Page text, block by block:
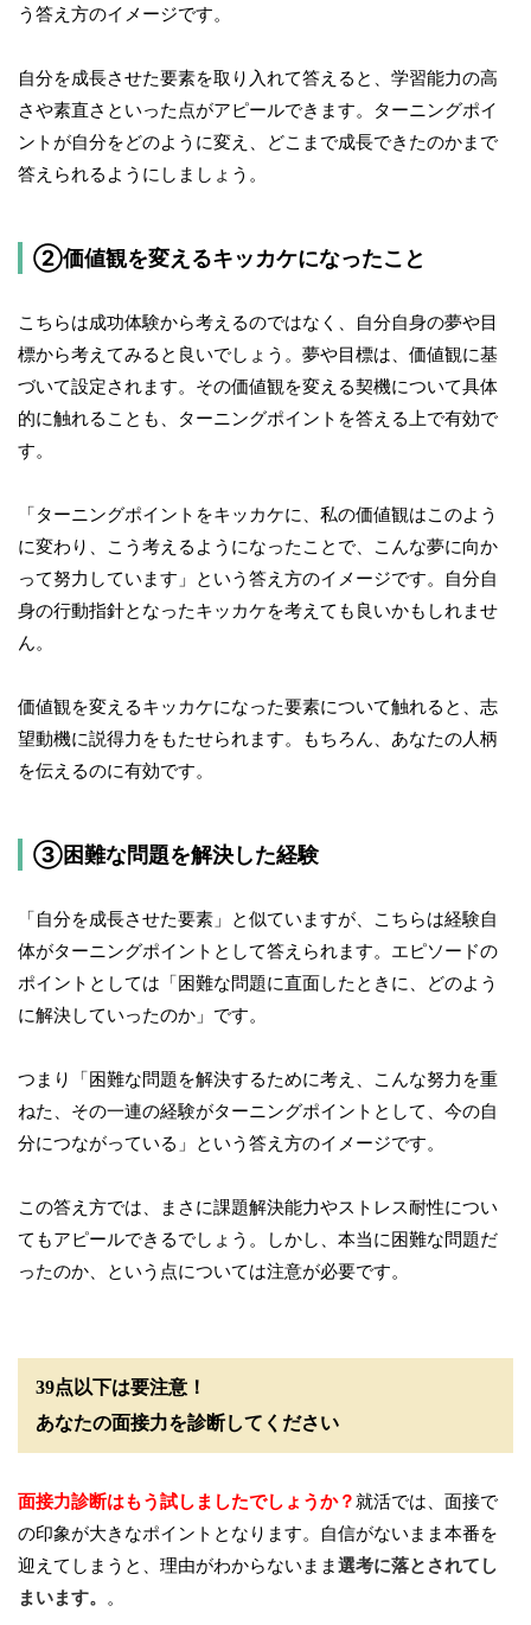
う答え方のイメージです。
自分を成長させた要素を取り入れて答えると、学習能力の高
さや素直さといった点がアピールできます。ターニングポイ
ントが自分をどのように変え、どこまで成長できたのかまで
答えられるようにしましょう。
②価値観を変えるキッカケになったこと
こちらは成功体験から考えるのではなく、自分自身の夢や目
標から考えてみると良いでしょう。夢や目標は、価値観に基
づいて設定されます。その価値観を変える契機について具体
的に触れることも、ターニングポイントを答える上で有効で
す。
「ターニングポイントをキッカケに、私の価値観はこのよう
に変わり、こう考えるようになったことで、こんな夢に向か
って努力しています」という答え方のイメージです。自分自
身の行動指針となったキッカケを考えても良いかもしれませ
ん。
価値観を変えるキッカケになった要素について触れると、志
望動機に説得力をもたせられます。もちろん、あなたの人柄
を伝えるのに有効です。
③困難な問題を解決した経験
「自分を成長させた要素」と似ていますが、こちらは経験自
体がターニングポイントとして答えられます。エピソードの
ポイントとしては「困難な問題に直面したときに、どのよう
に解決していったのか」です。
つまり「困難な問題を解決するために考え、こんな努力を重
ねた、その一連の経験がターニングポイントとして、今の自
分につながっている」という答え方のイメージです。
この答え方では、まさに課題解決能力やストレス耐性につい
てもアピールできるでしょう。しかし、本当に困難な問題だ
ったのか、という点については注意が必要です。
39点以下は要注意！
あなたの面接力を診断してください
面接力診断はもう試しましたでしょうか？就活では、面接で
の印象が大きなポイントとなります。自信がないまま本番を
迎えてしまうと、理由がわからないまま選考に落とされてし
まいます。
。